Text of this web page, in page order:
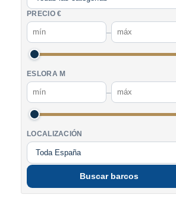
PRECIO €
–
ESLORA M
–
LOCALIZACIÓN
Buscar barcos